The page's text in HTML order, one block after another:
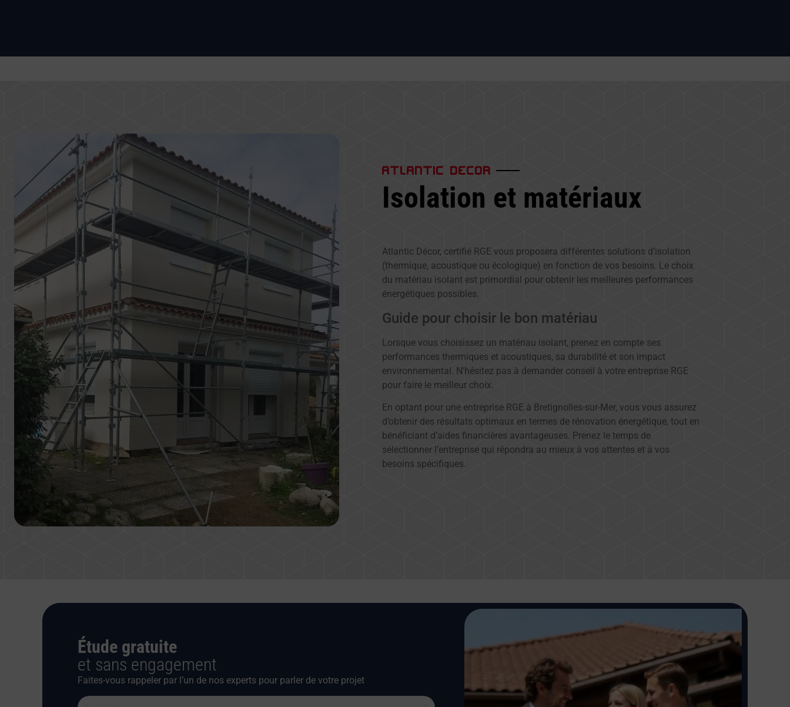
ATLANTIC DECOR
Isolation et matériaux
Atlantic Décor, certifié RGE vous proposera différentes solutions d’isolation
(thermique, acoustique ou écologique) en fonction de vos besoins. Le choix
du matériau isolant est primordial pour obtenir les meilleures performances
énergétiques possibles.
Guide pour choisir le bon matériau
Lorsque vous choisissez un matériau isolant, prenez en compte ses
performances thermiques et acoustiques, sa durabilité et son impact
environnemental. N’hésitez pas à demander conseil à votre entreprise RGE
pour faire le meilleur choix.
En optant pour une entreprise RGE à Bretignolles-sur-Mer, vous vous assurez
d’obtenir des résultats optimaux en termes de rénovation énergétique, tout en
bénéficiant d’aides financières avantageuses. Prenez le temps de
sélectionner l’entreprise qui répondra au mieux à vos attentes et à vos
besoins spécifiques.
Étude gratuite
et sans engagement
Faites-vous rappeler par l’un de nos experts pour parler de votre projet